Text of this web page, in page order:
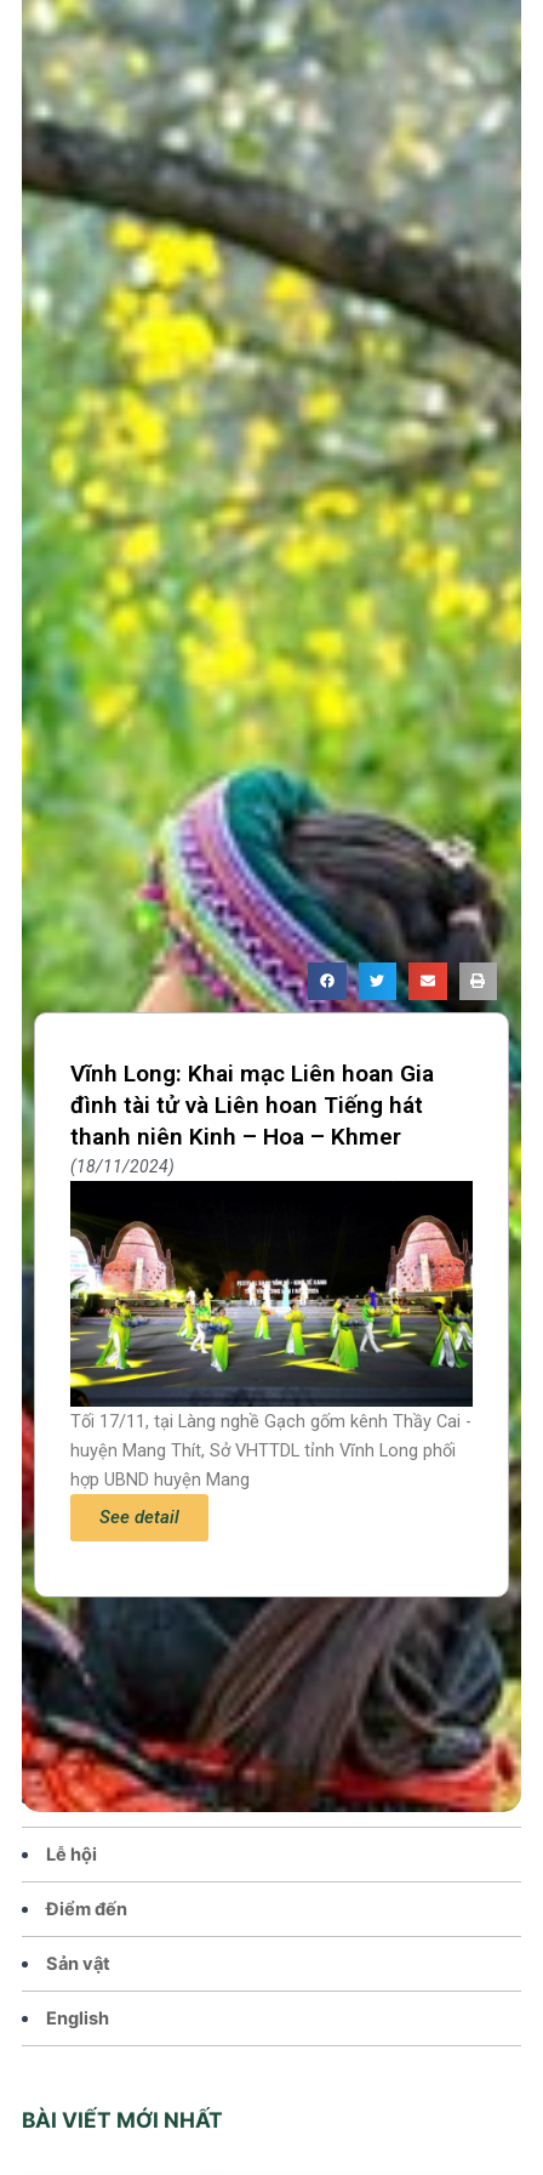
Trang chủ
Tin tức – Sự kiện
Chính sách
Văn hoá – Đời sống
Lễ hội
Điểm đến
Sản vật
English
BÀI VIẾT MỚI NHẤT
Vĩnh Long: Khai mạc Liên hoan Gia
đình tài tử và Liên hoan Tiếng hát
thanh niên Kinh – Hoa – Khmer
18/11/2024
Tối 17/11, tại Làng nghề Gạch gốm kênh Thầy Cai -
huyện Mang Thít, Sở VHTTDL tỉnh Vĩnh Long phối
hợp UBND huyện Mang
See detail